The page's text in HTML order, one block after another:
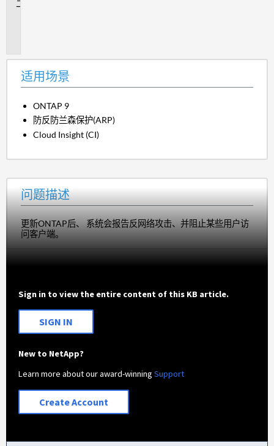
适用场景
ONTAP 9
防反防兰森保护(ARP)
Cloud Insight (CI)
问题描述
更新ONTAP后、 系统会报告反网络攻击、并阻止某些用户访
问客户端。
Sign in to view the entire content of this KB article.
SIGN IN
New to NetApp?
Learn more about our award-winningSupport
Create Account